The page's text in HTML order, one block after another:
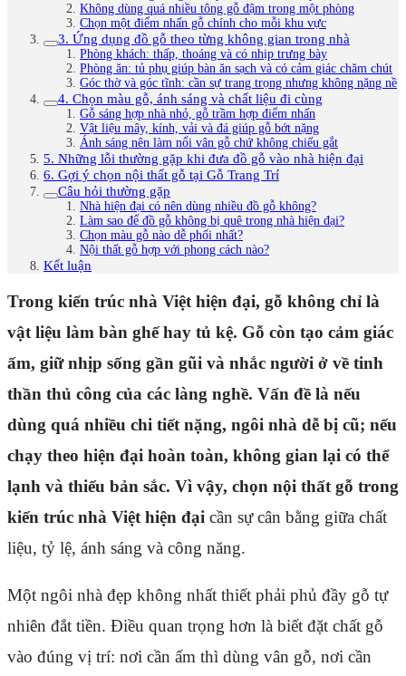
Không dùng quá nhiều tông gỗ đậm trong một phòng
Chọn một điểm nhấn gỗ chính cho mỗi khu vực
3. Ứng dụng đồ gỗ theo từng không gian trong nhà
Phòng khách: thấp, thoáng và có nhịp trưng bày
Phòng ăn: tủ phụ giúp bàn ăn sạch và có cảm giác chăm chút
Góc thờ và góc tĩnh: cần sự trang trọng nhưng không nặng nề
4. Chọn màu gỗ, ánh sáng và chất liệu đi cùng
Gỗ sáng hợp nhà nhỏ, gỗ trầm hợp điểm nhấn
Vật liệu mây, kính, vải và đá giúp gỗ bớt nặng
Ánh sáng nên làm nổi vân gỗ chứ không chiếu gắt
5. Những lỗi thường gặp khi đưa đồ gỗ vào nhà hiện đại
6. Gợi ý chọn nội thất gỗ tại Gỗ Trang Trí
Câu hỏi thường gặp
Nhà hiện đại có nên dùng nhiều đồ gỗ không?
Làm sao để đồ gỗ không bị quê trong nhà hiện đại?
Chọn màu gỗ nào dễ phối nhất?
Nội thất gỗ hợp với phong cách nào?
Kết luận
Trong kiến trúc nhà Việt hiện đại, gỗ không chỉ là
vật liệu làm bàn ghế hay tủ kệ. Gỗ còn tạo cảm giác
ấm, giữ nhịp sống gần gũi và nhắc người ở về tinh
thần thủ công của các làng nghề. Vấn đề là nếu
dùng quá nhiều chi tiết nặng, ngôi nhà dễ bị cũ; nếu
chạy theo hiện đại hoàn toàn, không gian lại có thể
lạnh và thiếu bản sắc. Vì vậy, chọn nội thất gỗ trong
kiến trúc nhà Việt hiện đại cần sự cân bằng giữa chất
liệu, tỷ lệ, ánh sáng và công năng.
Một ngôi nhà đẹp không nhất thiết phải phủ đầy gỗ tự
nhiên đắt tiền. Điều quan trọng hơn là biết đặt chất gỗ
vào đúng vị trí: nơi cần ấm thì dùng vân gỗ, nơi cần